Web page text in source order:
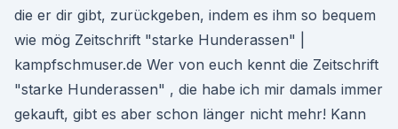
die er dir gibt, zurückgeben, indem es ihm so bequem
wie mög Zeitschrift "starke Hunderassen" |
kampfschmuser.de Wer von euch kennt die Zeitschrift
"starke Hunderassen" , die habe ich mir damals immer
gekauft, gibt es aber schon länger nicht mehr! Kann